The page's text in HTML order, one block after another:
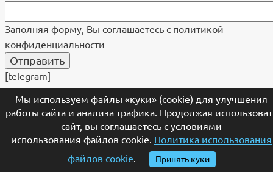
Мы используем файлы «куки» (cookie) для улучшения
работы сайта и анализа трафика. Продолжая
сайт, вы соглашаетесь с условиями
использования файлов cookie. Политика использования
файлов cookie. Принять куки
Заполняя форму, Вы соглашаетесь с политикой
конфиденциальности
[telegram]
Представьтесь, пожалуйста